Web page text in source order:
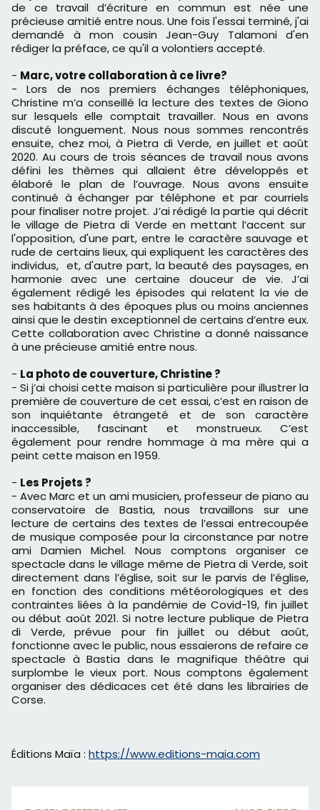
de ce travail d’écriture en commun est née une
précieuse amitié entre nous. Une fois l'essai terminé, j'ai
demandé à mon cousin Jean-Guy Talamoni d'en
rédiger la préface, ce qu'il a volontiers accepté.
- Marc, votre collaboration à ce livre?
- Lors de nos premiers échanges téléphoniques,
Christine m’a conseillé la lecture des textes de Giono
sur lesquels elle comptait travailler. Nous en avons
discuté longuement. Nous nous sommes rencontrés
ensuite, chez moi, à Pietra di Verde, en juillet et août
2020. Au cours de trois séances de travail nous avons
défini les thèmes qui allaient être développés et
élaboré le plan de l’ouvrage. Nous avons ensuite
continué à échanger par téléphone et par courriels
pour finaliser notre projet. J’ai rédigé la partie qui décrit
le village de Pietra di Verde en mettant l’accent sur
l'opposition, d'une part, entre le caractère sauvage et
rude de certains lieux, qui expliquent les caractères des
individus, et, d'autre part, la beauté des paysages, en
harmonie avec une certaine douceur de vie. J’ai
également rédigé les épisodes qui relatent la vie de
ses habitants à des époques plus ou moins anciennes
ainsi que le destin exceptionnel de certains d’entre eux.
Cette collaboration avec Christine a donné naissance
à une précieuse amitié entre nous.
- La photo de couverture, Christine ?
- Si j’ai choisi cette maison si particulière pour illustrer la
première de couverture de cet essai, c’est en raison de
son inquiétante étrangeté et de son caractère
inaccessible, fascinant et monstrueux. C’est
également pour rendre hommage à ma mère qui a
peint cette maison en 1959.
- Les Projets ?
- Avec Marc et un ami musicien, professeur de piano au
conservatoire de Bastia, nous travaillons sur une
lecture de certains des textes de l’essai entrecoupée
de musique composée pour la circonstance par notre
ami Damien Michel. Nous comptons organiser ce
spectacle dans le village même de Pietra di Verde, soit
directement dans l’église, soit sur le parvis de l’église,
en fonction des conditions météorologiques et des
contraintes liées à la pandémie de Covid-19, fin juillet
ou début août 2021. Si notre lecture publique de Pietra
di Verde, prévue pour fin juillet ou début août,
fonctionne avec le public, nous essaierons de refaire ce
spectacle à Bastia dans le magnifique théâtre qui
surplombe le vieux port. Nous comptons également
organiser des dédicaces cet été dans les librairies de
Corse.
Éditions Maïa : https://www.editions-maia.com